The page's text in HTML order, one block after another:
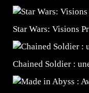
Star Wars: Visions
Chained Soldier :